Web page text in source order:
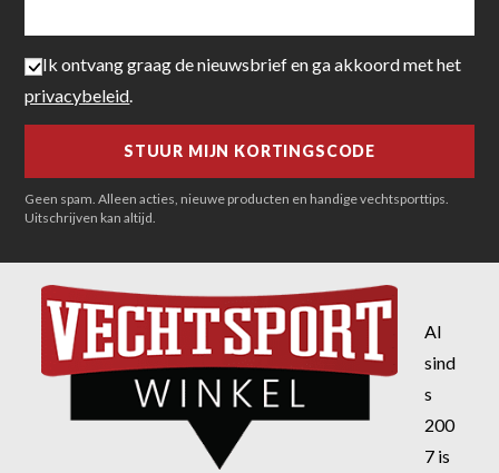
Ik ontvang graag de nieuwsbrief en ga akkoord met het
privacybeleid
Geen spam. Alleen acties, nieuwe producten en handige vechtsporttips.
Uitschrijven kan altijd.
Al
sind
s
200
7 is